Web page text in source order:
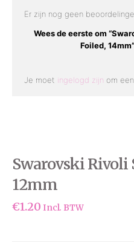
Swarovski Rivoli
12mm
€1.20 Incl. BTW
Er zijn nog geen
Wees de eerste om
Foiled,
Je moet ingelogd zijn om